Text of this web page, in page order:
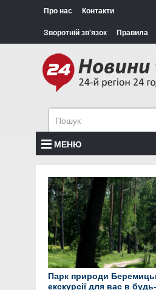
Про нас Контакти
Зворотній зв'язок Правила
МЕНЮ
Парк природи
екскурсії для вас в